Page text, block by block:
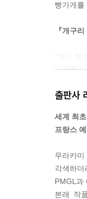
빵가게를
『개구
도쿄를
도쿄 신
한다. 개
“그녀는
한 가지
출판사
세계 최
프랑스
무라카
각색하
PMGL과
본래 작